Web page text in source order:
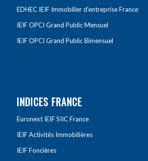
EDHEC IEIF Immobilier d’entreprise France
IEIF OPCI Grand Public Mensuel
IEIF OPCI Grand Public Bimensuel
INDICES FRANCE
Euronext IEIF SIIC France
IEIF Activités Immobilières
IEIF Foncières